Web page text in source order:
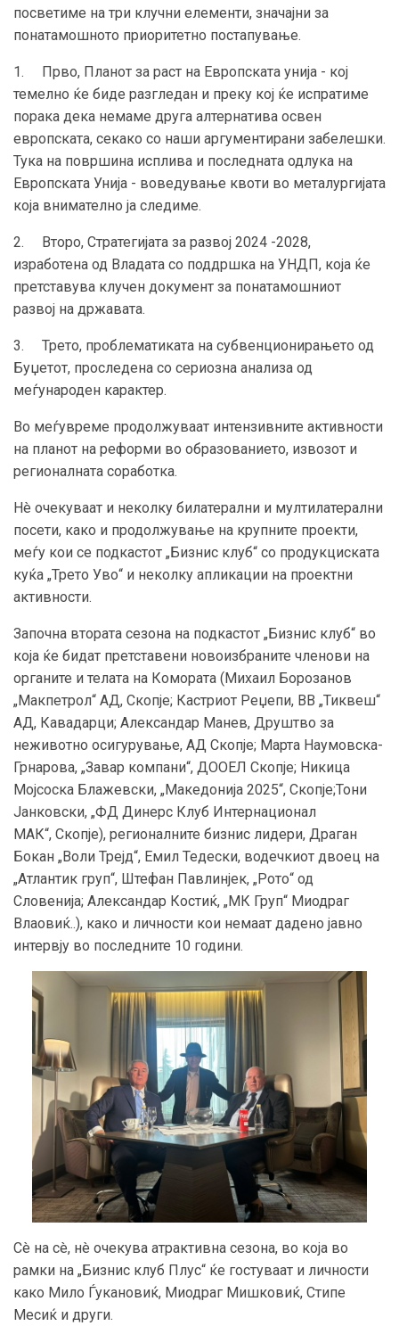
посветиме на три клучни елементи, значајни за
понатамошното приоритетно постапување.
1. Прво, Планот за раст на Европската унија - кој
темелно ќе биде разгледан и преку кој ќе испратиме
порака дека немаме друга алтернатива освен
европската, секако со наши аргументирани забелешки.
Тука на површина исплива и последната одлука на
Европската Унија - воведување квоти во металургијата
која внимателно ја следиме.
2. Второ, Стратегијата за развој 2024 -2028,
изработена од Владата со поддршка на УНДП, која ќе
претставува клучен документ за понатамошниот
развој на државата.
3. Трето, проблематиката на субвенционирањето од
Буџетот, проследена со сериозна анализа од
меѓународен карактер.
Во меѓувреме продолжуваат интензивните активности
на планот на реформи во образованието, извозот и
регионалната соработка.
Нè очекуваат и неколку билатерални и мултилатерални
посети, како и продолжување на крупните проекти,
меѓу кои се подкастот „Бизнис клуб“ со продукциската
куќа „Трето Уво“ и неколку апликации на проектни
активности.
Започна втората сезона на подкастот „Бизнис клуб“ во
која ќе бидат претставени новоизбраните членови на
органите и телата на Комората (Михаил Борозанов
„Макпетрол“ АД, Скопје; Кастриот Реџепи, ВВ „Тиквеш“
АД, Кавадарци; Александар Манев, Друштво за
неживотно осигурување, АД Скопје; Марта Наумовска-
Грнарова, „Завар компани“, ДООЕЛ Скопје; Никица
Мојсоска Блажевски, „Македонија 2025“, Скопје;Тони
Јанковски, „ФД Динерс Клуб Интернационал
МАК“, Скопје), регионалните бизнис лидери, Драган
Бокан „Воли Трејд“, Емил Тедески, водечкиот двоец на
„Атлантик груп“, Штефан Павлинјек, „Рото“ од
Словенија; Александар Костиќ, „МК Груп“ Миодраг
Влаовиќ..), како и личности кои немаат дадено јавно
интервју во последните 10 години.
Сè на сè, нè очекува атрактивна сезона, во која во
рамки на „Бизнис клуб Плус“ ќе гостуваат и личности
како Мило Ѓукановиќ, Миодраг Мишковиќ, Стипе
Месиќ и други.